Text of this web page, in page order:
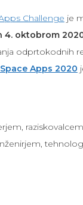
Challenge je
4. oktobrom
odprtokodnih
Apps 2020